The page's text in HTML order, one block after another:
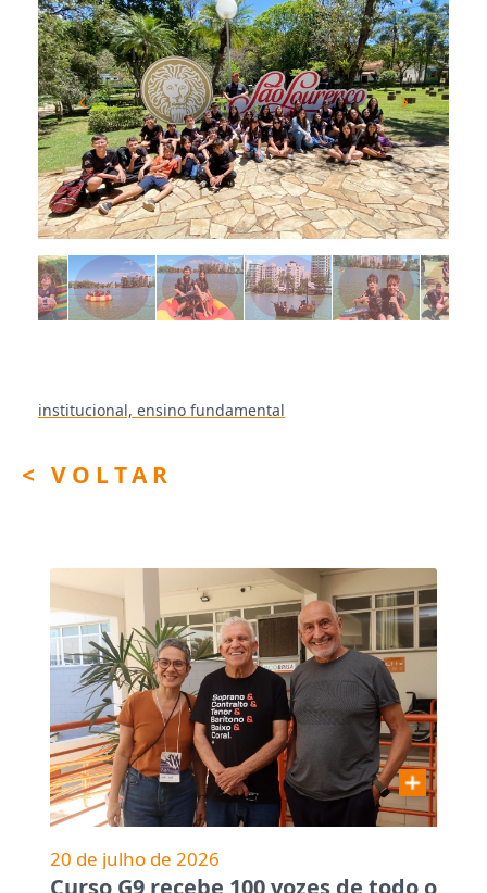
Previous Next
institucional, ensino fundamental
< VOLTAR
20 de julho de 2026